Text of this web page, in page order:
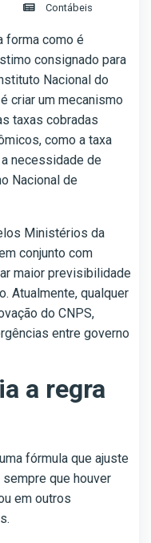
Contábeis
forma como é
consignado para
Nacional do
criar um mecanismo
taxas cobradas
como a taxa
necessidade de
Nacional de
Ministérios da
conjunto com
maior previsibilidade
Atualmente, qualquer
do CNPS,
entre governo
a regra
fórmula que ajuste
que houver
em outros